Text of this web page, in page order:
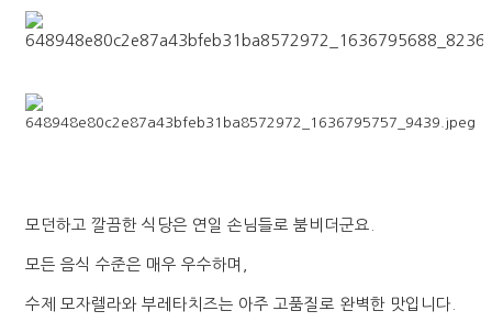
모던하고 깔끔한 식당은 연일 손님들로 붐비더군요.
모든 음식 수준은 매우 우수하며,
수제 모자렐라와 부레타치즈는 아주 고품질로 완벽한 맛입니다.